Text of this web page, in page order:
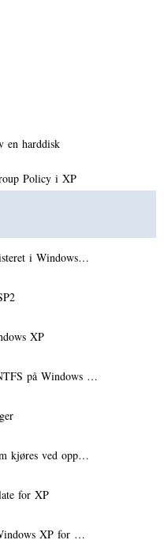
en harddisk
Policy i XP
i Windows…
XP
på Windows …
kjøres ved opp…
for XP
XP for …